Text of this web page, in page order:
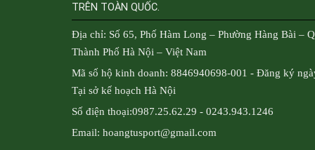
TRÊN TOÀN QUỐC.
Địa chỉ: Số 65, Phố Hàm Long – Phường Hàng Bài –
Thành Phố Hà Nội – Việt Nam
Mã số hộ kinh doanh: 8846940698-001 - Đăng ký
Tại sở kế hoạch Hà Nội
Số điện thoại:0987.25.62.29 - 0243.943.1246
Email: hoangtusport@gmail.com